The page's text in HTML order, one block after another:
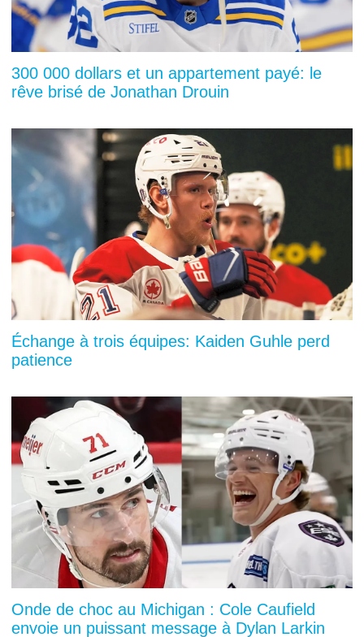
300 000 dollars et un appartement payé: le
rêve brisé de Jonathan Drouin
Échange à trois équipes: Kaiden Guhle perd
patience
Onde de choc au Michigan : Cole Caufield
envoie un puissant message à Dylan Larkin